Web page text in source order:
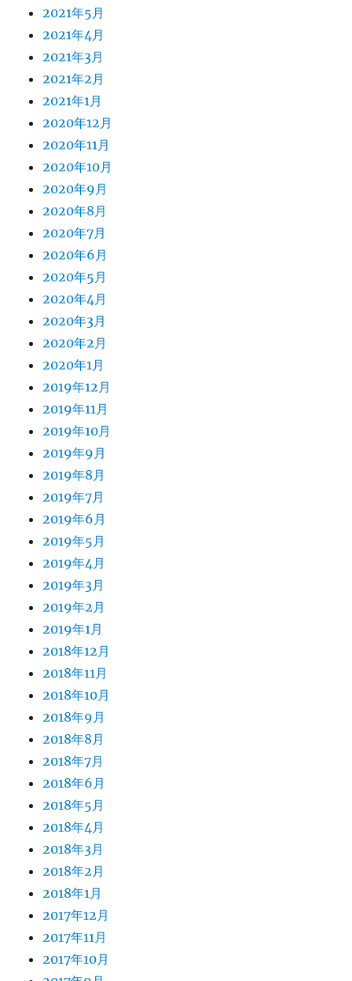
2021年5月
2021年4月
2021年3月
2021年2月
2021年1月
2020年12月
2020年11月
2020年10月
2020年9月
2020年8月
2020年7月
2020年6月
2020年5月
2020年4月
2020年3月
2020年2月
2020年1月
2019年12月
2019年11月
2019年10月
2019年9月
2019年8月
2019年7月
2019年6月
2019年5月
2019年4月
2019年3月
2019年2月
2019年1月
2018年12月
2018年11月
2018年10月
2018年9月
2018年8月
2018年7月
2018年6月
2018年5月
2018年4月
2018年3月
2018年2月
2018年1月
2017年12月
2017年11月
2017年10月